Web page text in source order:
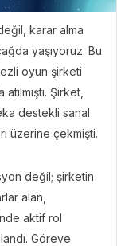
karar alma
yaşıyoruz. Bu
oyun şirketi
Şirket,
destekli sanal
üzerine çekmişti.
değil; şirketin
alan,
aktif rol
Göreve